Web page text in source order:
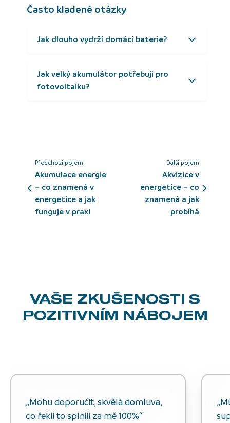
Často kladené otázky
Jak dlouho vydrží domácí baterie?
Jak velký akumulátor potřebuji pro
fotovoltaiku?
Předchozí pojem
Akumulace energie
– co znamená v
energetice a jak
funguje v praxi
Další pojem
Akvizice v
energetice – co
znamená a jak
probíhá
VAŠE ZKUŠENOSTI S
POZITIVNÍM NÁBOJEM
„Mohu doporučit, skvělá domluva,
co řekli to splnili za mě 100%“